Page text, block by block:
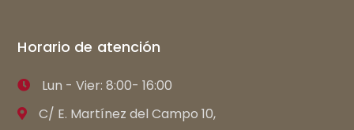
Horario de atención
Lun - Vier: 8:00- 16:00
C/ E. Martínez del Campo 10,